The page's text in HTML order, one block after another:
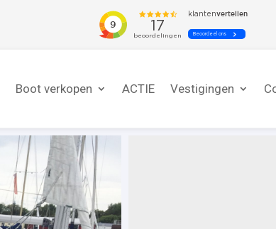
Boot verkopen ACTIE Vestigingen